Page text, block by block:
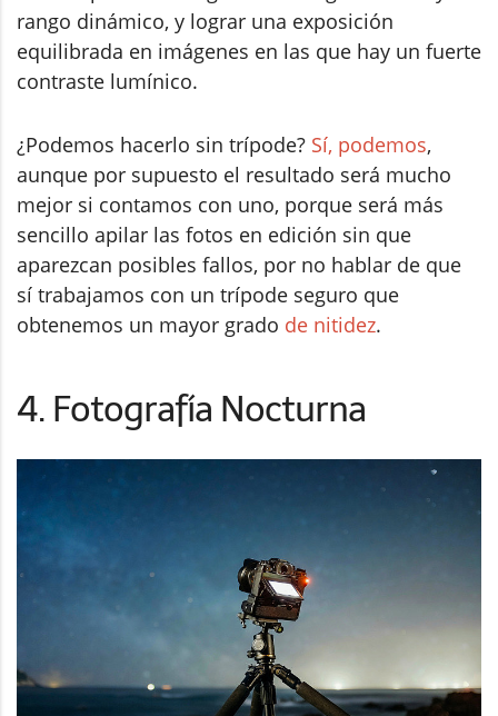
rango dinámico, y lograr una exposición
equilibrada en imágenes en las que hay un fuerte
contraste lumínico.
¿Podemos hacerlo sin trípode? Sí, podemos,
aunque por supuesto el resultado será mucho
mejor si contamos con uno, porque será más
sencillo apilar las fotos en edición sin que
aparezcan posibles fallos, por no hablar de que
sí trabajamos con un trípode seguro que
obtenemos un mayor grado de nitidez.
4. Fotografía Nocturna